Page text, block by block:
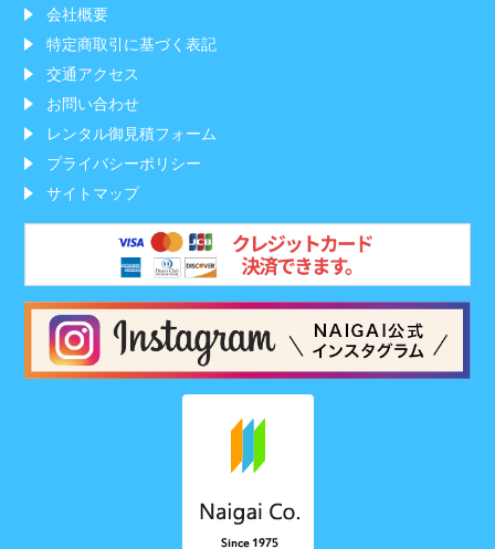
会社概要
特定商取引に基づく表記
交通アクセス
お問い合わせ
レンタル御見積フォーム
プライバシーポリシー
サイトマップ